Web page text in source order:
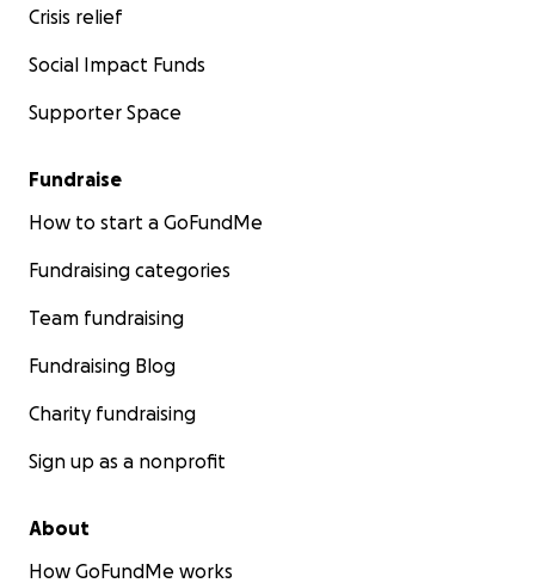
to me.
Crisis relief
Social Impact Funds
Supporter Space
Fundraise
How to start a GoFundMe
Fundraising categories
Team fundraising
Fundraising Blog
Charity fundraising
Sign up as a nonprofit
About
How GoFundMe works